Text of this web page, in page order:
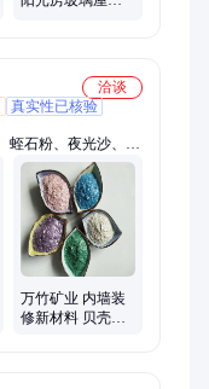
洽谈
真实性已核验
蛭石粉、夜光沙、夜
海泡石、硅藻土、萤
蛭石片、氟化钙、彩
万竹矿业 内墙装
修新材料 贝壳彩